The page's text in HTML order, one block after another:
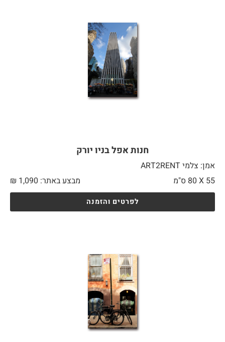
חנות אפל בניו יורק
אמן: צלמי ART2RENT
55 X
מבצע באתר: ₪ 1,090
לפרטים והזמנה